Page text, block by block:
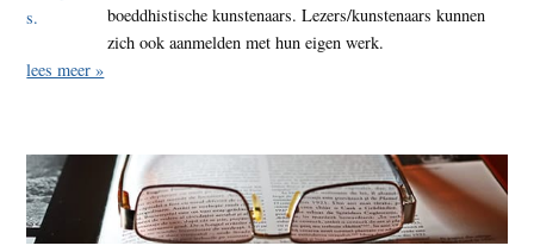
boeddhistische kunstenaars. Lezers/kunstenaars kunnen
zich ook aanmelden met hun eigen werk.
lees meer »